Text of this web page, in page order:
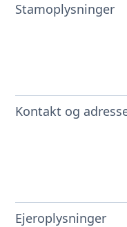
Stamoplysninger
Kontakt og
Ejeroplysninger